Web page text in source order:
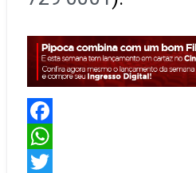
Facebook
WhatsApp